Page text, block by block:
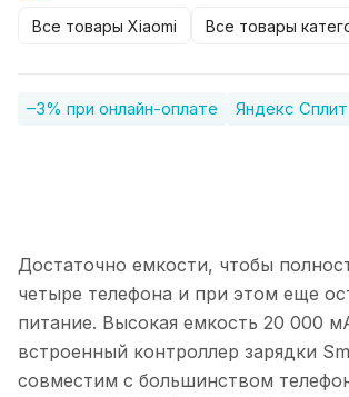
Все товары Xiaomi Все товары
–3% при онлайн-оплате Яндекс Сплит
Достаточно емкости, чтобы
четыре телефона и при этом еще
питание. Высокая емкость 20 000
встроенный контроллер зарядки
совместим с большинством